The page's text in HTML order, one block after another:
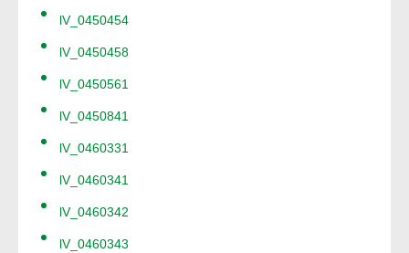
lV_0450454
lV_0450458
lV_0450561
lV_0450841
lV_0460331
lV_0460341
lV_0460342
lV_0460343